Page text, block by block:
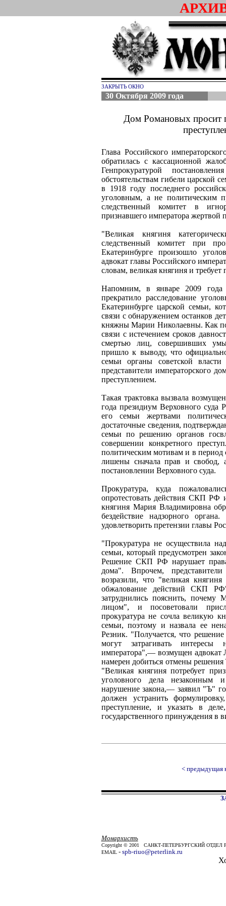
ЗАКРЫТЬ ОКНО
30 Октября 2009 года
Дом Романовых просит
Глава Российского
обратилась с кассационной
Генпрокуратурой
обстоятельствам гибели царской
в 1918 году последнего
уголовным, а не политическим
следственный комитет в
признавшего императора жертвой
"Великая княгиня
следственный комитет при
Екатеринбурге произошло
адвокат главы Российского
словам, великая княгиня и
Напомним, в январе 2009 года
прекратило расследование
Екатеринбурге царской семьи,
связи с обнаружением останков
княжны Марии Николаевны. Как
связи с истечением сроков
смертью лиц, совершивших
пришло к выводу, что
семьи органы советской
представители императорского
преступлением.
Такая трактовка вызвала
года президиум Верховного суда
его семьи жертвами
достаточные сведения,
семьи по решению органов
совершении конкретного
политическим мотивам и в период
лишены сначала прав и
постановлении Верховного суда.
Прокуратура, куда
опротестовать действия СКП РФ
княгиня Мария Владимировна
бездействие надзорного
удовлетворить претензии главы
"Прокуратура не осуществила
семьи, который предусмотрен
Решение СКП РФ нарушает права
дома". Впрочем,
возразили, что "великая
обжалование действий СКП
затруднились пояснить, почему
лицом", и посоветовали
прокуратура не сочла великую
семьи, поэтому и назвала ее
Резник. "Получается, что
могут затрагивать интересы
императора",— возмущен адвокат
намерен добиться отмены решения
"Великая княгиня потребует
уголовного дела незаконным
нарушение закона,— заявил "Ъ"
должен устранить
преступление, и указать в
государственного принуждения
< предыдущая
Монархистъ
Copyright © 2001 САНКТ-ПЕТЕРБУРГСКИЙ
EMAIL- spb-riuo@peterlink.ru